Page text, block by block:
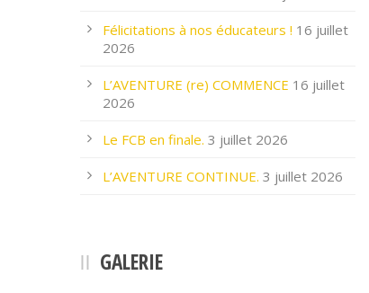
Félicitations à nos éducateurs ! 16 juillet
2026
L’AVENTURE (re) COMMENCE 16 juillet
2026
Le FCB en finale. 3 juillet 2026
L’AVENTURE CONTINUE. 3 juillet 2026
GALERIE